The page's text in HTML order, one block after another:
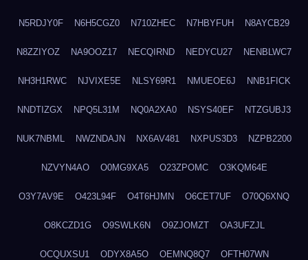
N5RDJY0F N6H5CGZ0 N710ZHEC N7HBYFUH N8AYCB29
N8ZZIYOZ NA9OOZ17 NECQIRND NEDYCU27 NENBLWC7
NH3H1RWC NJVIXE5E NLSY69R1 NMUEOE6J NNB1FICK
NNDTIZGX NPQ5L31M NQ0A2XA0 NSYS40EF NTZGUBJ3
NUK7NBML NWZNDAJN NX6AV481 NXPUS3D3 NZPB2200
NZVYN4AO O0MG9XA5 O23ZPOMC O3KQM64E
O3Y7AV9E O423L94F O4T6HJMN O6CET7UF O70Q6XNQ
O8KCZD1G O9SWLK6N O9ZJOMZT OA3UFZJL
OCQUXSU1 ODYX8A5O OEMNQ8Q7 OFTH07WN